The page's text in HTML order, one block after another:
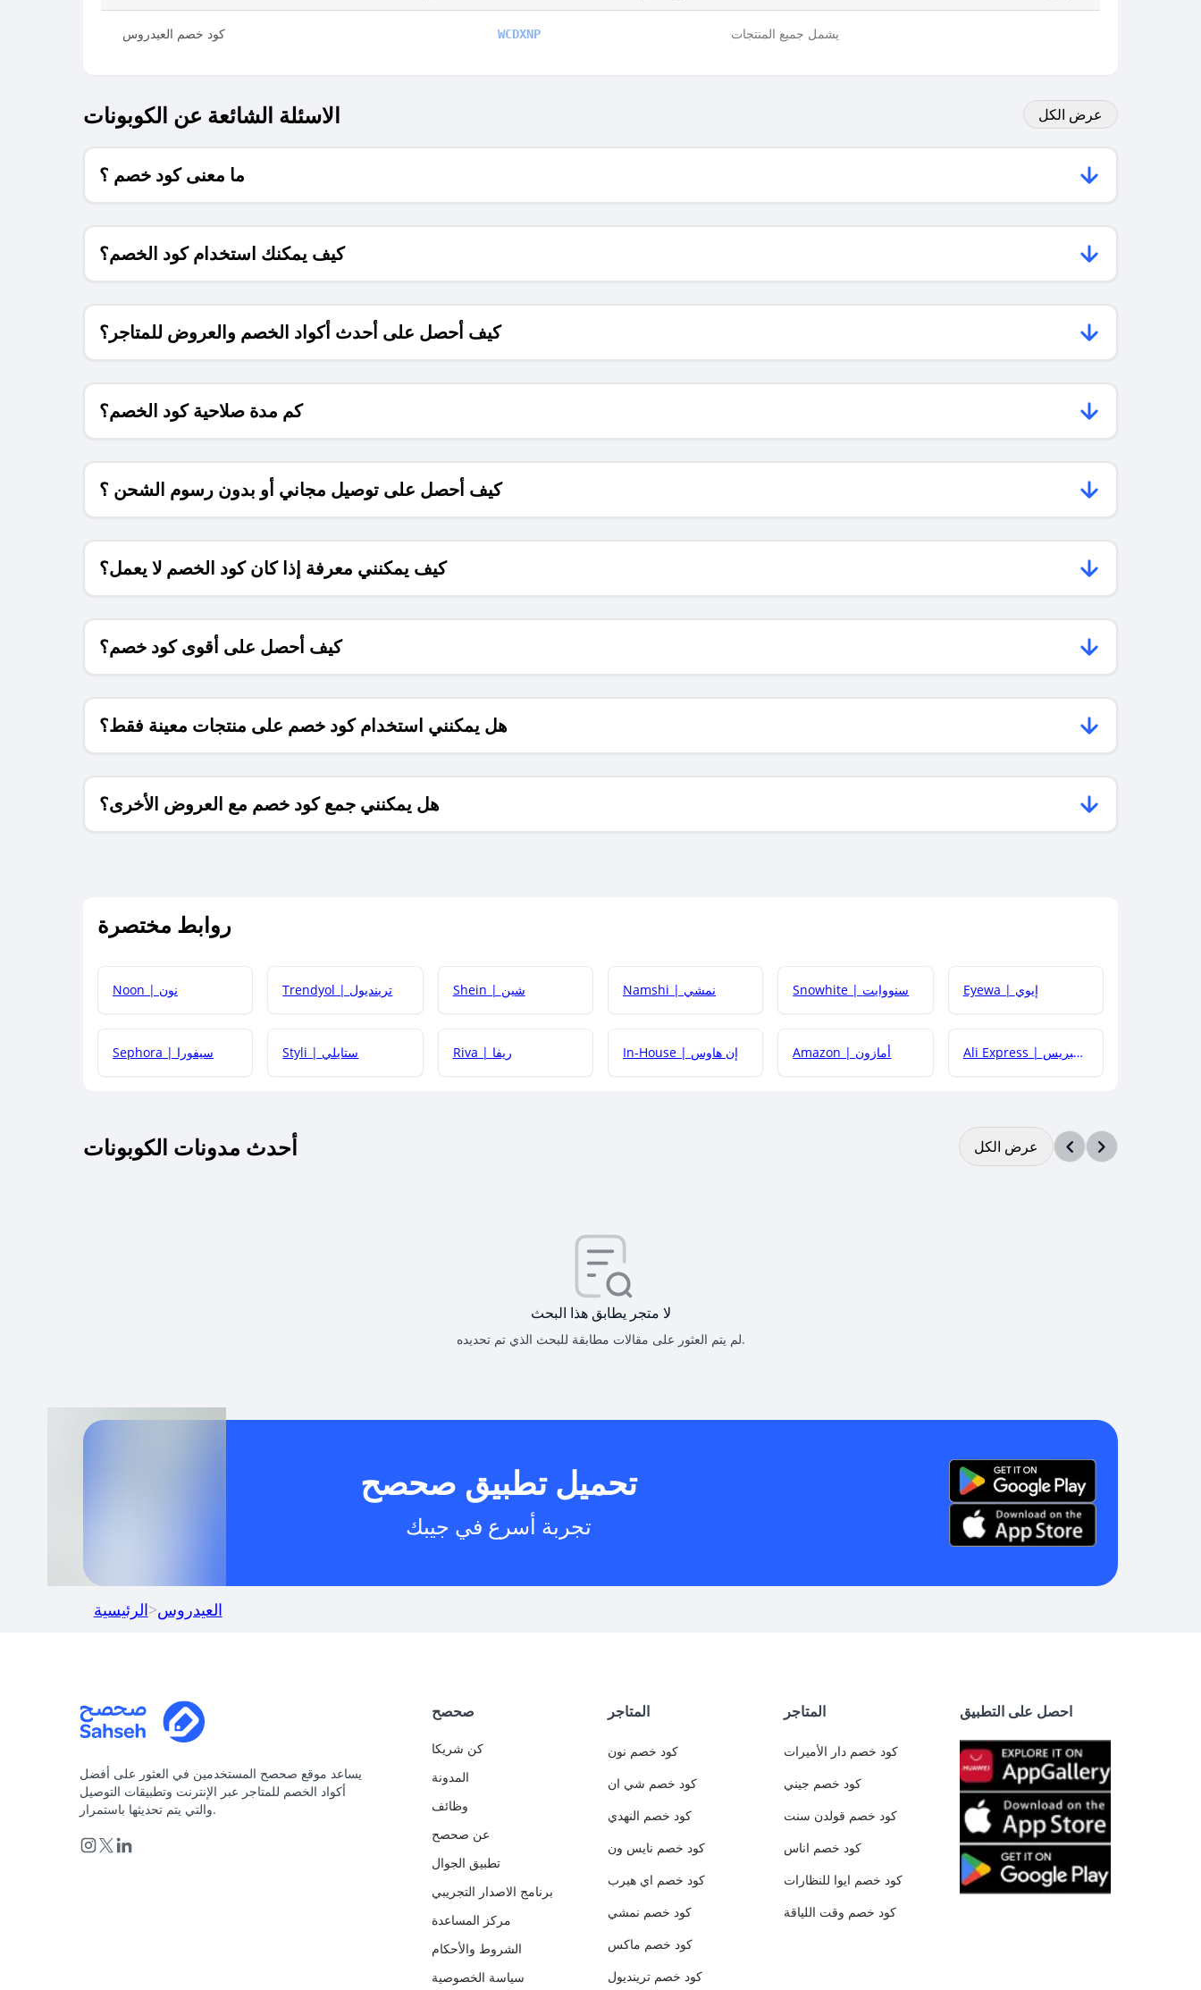
كود خصم العيدروس ⁨WCDXNP يشمل جميع المنتجات
الاسئلة الشائعة عن الكوبونات عرض الكل
ما معنى كود خصم ؟
كيف يمكنك استخدام كود الخصم؟
كيف أحصل على أحدث أكواد الخصم والعروض للمتاجر؟
كم مدة صلاحية كود الخصم؟
كيف أحصل على توصيل مجاني أو بدون رسوم الشحن ؟
كيف يمكنني معرفة إذا كان كود الخصم لا يعمل؟
كيف أحصل على أقوى كود خصم؟
هل يمكنني استخدام كود خصم على منتجات معينة فقط؟
هل يمكنني جمع كود خصم مع العروض الأخرى؟
هل يمكنني جمع كود خصم مع العروض الأخرى؟
روابط مختصرة
Noon | نون Trendyol | ترينديول Shein | شين Namshi | نمشي Snowhite | سنووايت Eyewa | إيوي
Sephora | سيفورا Styli | ستايلي Riva | ريفا In-House | إن هاوس Amazon | أمازون Ali Express | علي إكسبريس
أحدث مدونات الكوبونات عرض الكل
لا متجر يطابق هذا البحث
لم يتم العثور على مقالات مطابقة للبحث الذي تم تحديده.
تحميل تطبيق صحصح
تجربة أسرع في جيبك
الرئيسية>العيدروس
يساعد موقع صحصح المستخدمين في العثور على أفضل
أكواد الخصم للمتاجر عبر الإنترنت وتطبيقات التوصيل
والتي يتم تحديثها باستمرار.
صحصح
كن شريكا
المدونة
وظائف
عن صحصح
تطبيق الجوال
برنامج الاصدار التجريبي
مركز المساعدة
الشروط والأحكام
سياسة الخصوصية
المتاجر
كود خصم نون
كود خصم شي ان
كود خصم النهدي
كود خصم نايس ون
كود خصم اي هيرب
كود خصم نمشي
كود خصم ماكس
كود خصم ترينديول
المتاجر
كود خصم دار الأميرات
كود خصم جيني
كود خصم قولدن سنت
كود خصم اناس
كود خصم ايوا للنظارات
كود خصم وقت اللياقة
احصل على التطبيق